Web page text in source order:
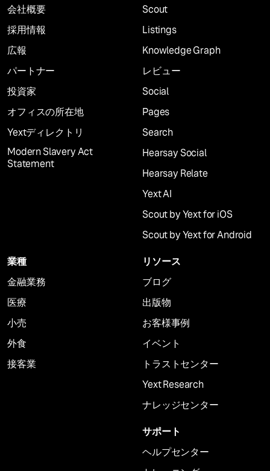
会社概要
採用情報
広報
パートナー
投資家
オフィスの所在地
Yextディレクトリ
Modern Slavery Act
Statement
Scout
Listings
Knowledge Graph
レビュー
Social
Pages
Search
Hearsay Social
Hearsay Relate
Yext AI
Scout by Yext for iOS
Scout by Yext for Android
業種
金融業務
医療
小売
外食
接客業
リソース
ブログ
出版物
お客様事例
イベント
トラストセンター
Yext Research
ナレッジセンター
サポート
ヘルプセンター